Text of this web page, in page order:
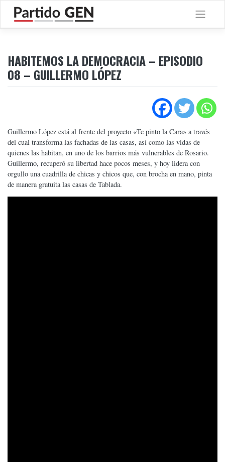
contenido
HABITEMOS LA DEMOCRACIA – EPISODIO
08 – GUILLERMO LÓPEZ
Guillermo López está al frente del proyecto «Te pinto la Cara» a través
del cual transforma las fachadas de las casas, así como las vidas de
quienes las habitan, en uno de los barrios más vulnerables de Rosario.
Guillermo, recuperó su libertad hace pocos meses, y hoy lidera con
orgullo una cuadrilla de chicas y chicos que, con brocha en mano, pinta
de manera gratuita las casas de Tablada.